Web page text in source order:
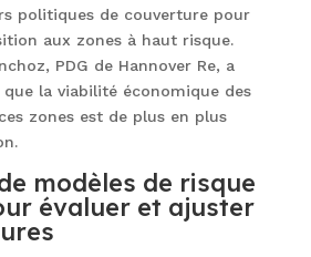
politiques de couverture pour
aux zones à haut risque.
PDG de Hannover Re, a
la viabilité économique des
zones est de plus en plus
modèles de risque
évaluer et ajuster